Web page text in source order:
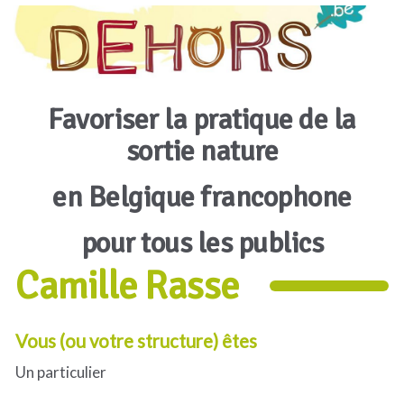
Favoriser la pratique de la
sortie nature
en Belgique francophone
pour tous les publics
Camille Rasse
Vous (ou votre structure) êtes
Un particulier